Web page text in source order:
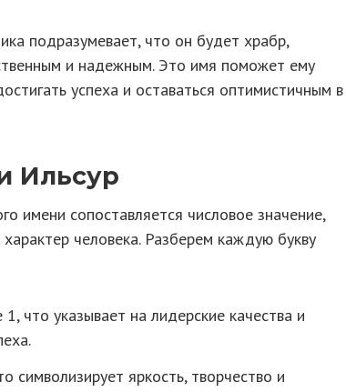
подразумевает, что он будет храбр,
и надежным. Это имя поможет ему
успеха и оставаться оптимистичным в
Ильсур
имени сопоставляется числовое значение,
человека. Разберем каждую букву
что указывает на лидерские качества и
символизирует яркость, творчество и